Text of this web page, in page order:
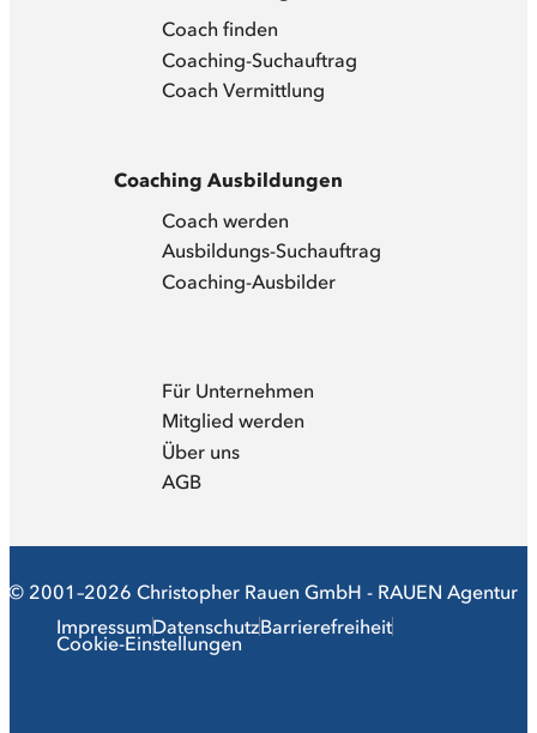
Coach finden
Coaching-Suchauftrag
Coach Vermittlung
Coaching Ausbildungen
Coach werden
Ausbildungs-Suchauftrag
Coaching-Ausbilder
Für Unternehmen
Mitglied werden
Über uns
AGB
© 2001–2026 Christopher Rauen GmbH - RAUEN Agentur
ImpressumDatenschutzBarrierefreiheit
Cookie-Einstellungen